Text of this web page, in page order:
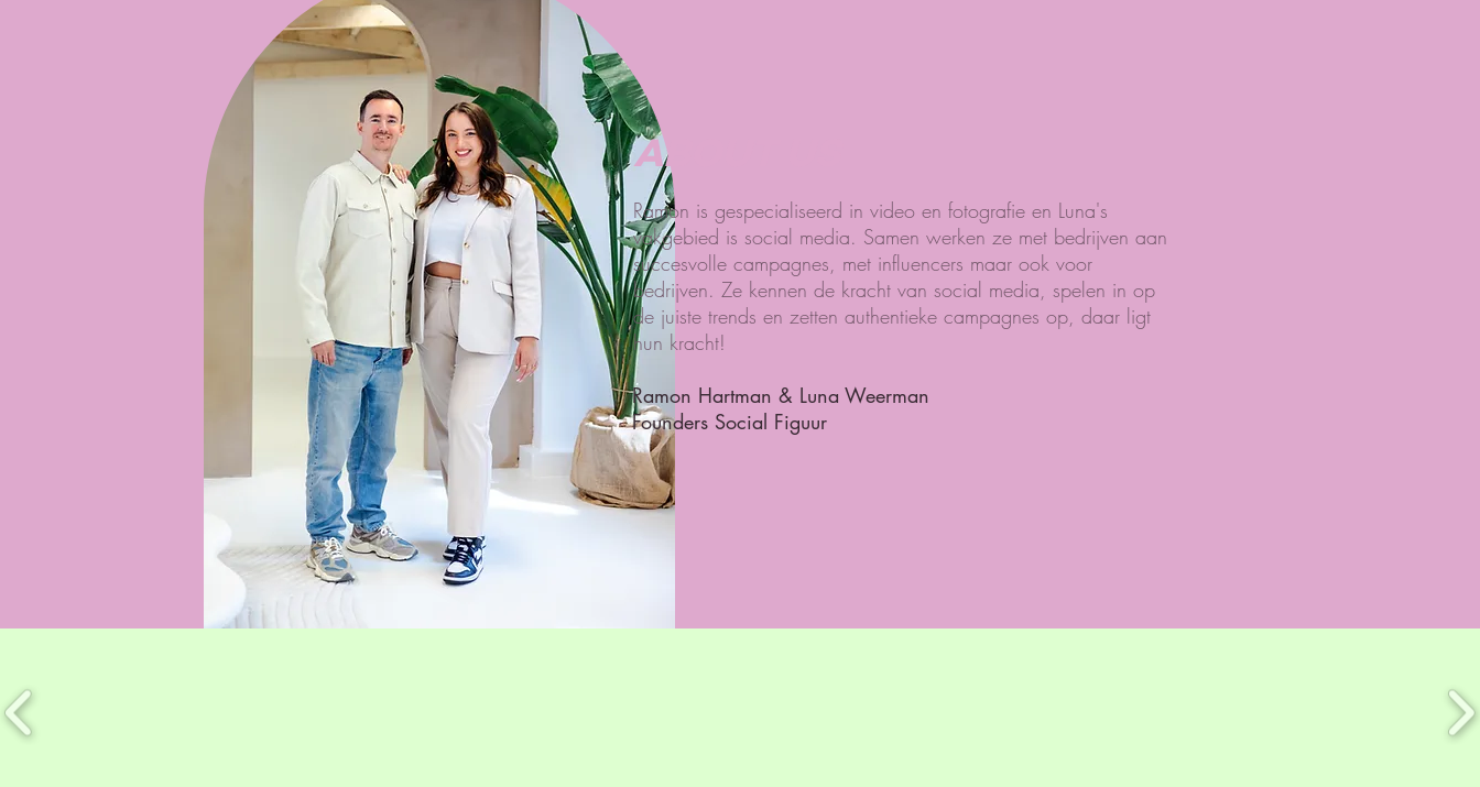
ABOUT US
Ramon is gespecialiseerd in video en fotografie en Luna's
vakgebied is social media. Samen werken ze met bedrijven aan
succesvolle campagnes, met influencers maar ook voor
bedrijven. Ze kennen de kracht van social media, spelen in op
de juiste trends en zetten authentieke campagnes op, daar ligt
hun kracht!
Ramon Hartman & Luna Weerman
Founders Social Figuur